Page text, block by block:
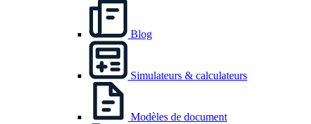
Blog
Simulateurs & calculateurs
Modèles de document